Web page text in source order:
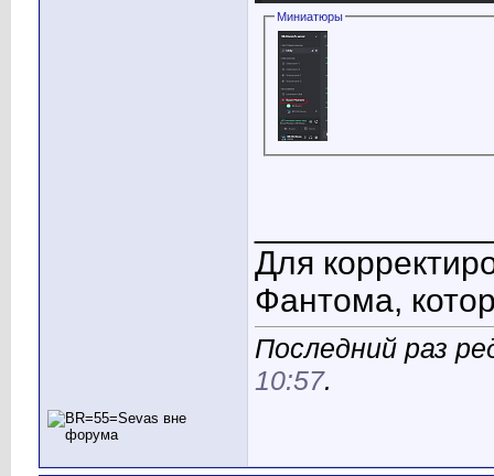
Миниатюры
Для
Фантома,
Последний раз
10:57.